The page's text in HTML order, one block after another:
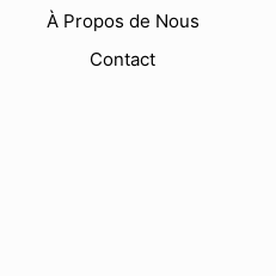
À Propos de Nous
Contact